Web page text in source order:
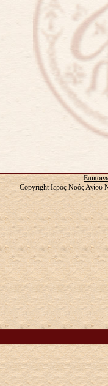
Copyright Ιερός Ναός Αγίου